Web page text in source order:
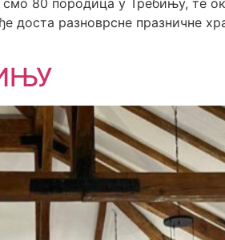
доста разноврсне празничне